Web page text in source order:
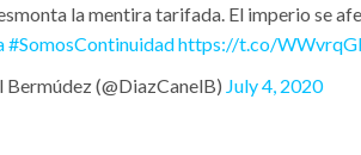
la mentira tarifada. El imperio se
#SomosContinuidadhttps://t.co/
(@DiazCanelB) July 4, 2020